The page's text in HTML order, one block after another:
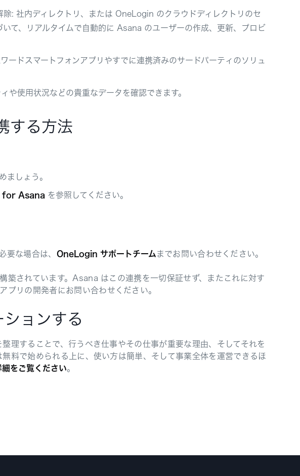
除: 社内ディレクトリ、または OneLogin のクラウドディレクトリのセ
て、リアルタイムで自動的に Asana のユーザーの作成、更新、プロビ
ドスマートフォンアプリやすでに連携済みのサードパーティのソリュ
や使用状況などの貴重なデータを確認できます。
する方法
ましょう。
for Asana を参照してください。
要な場合は、 OneLogin サポートチーム までお問い合わせください。
築されています。Asana はこの連携を一切保証せず、またこれに対す
プリの開発者にお問い合わせください。
ョンする
理することで、行うべき仕事やその仕事が重要な理由、そしてそれを
料で始められる上に、使い方は簡単、そして事業全体を運営できるほ
をご覧ください。